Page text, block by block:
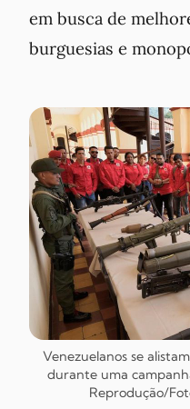
em busca de
burguesias e
Venezuelanos se
durante uma
Reprodução/